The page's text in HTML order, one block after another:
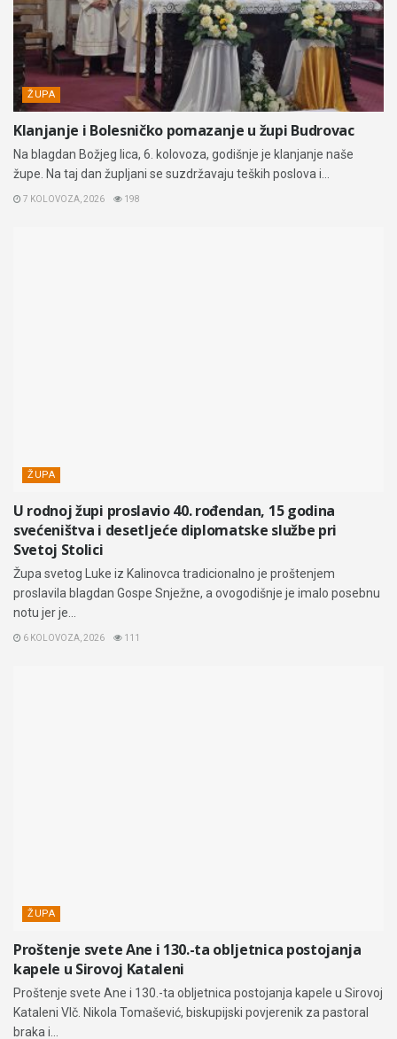
ŽUPA
Klanjanje i Bolesničko pomazanje u župi Budrovac
Na blagdan Božjeg lica, 6. kolovoza, godišnje je klanjanje naše
župe. Na taj dan župljani se suzdržavaju teških poslova i...
7 KOLOVOZA, 2026 198
ŽUPA
U rodnoj župi proslavio 40. rođendan, 15 godina
svećeništva i desetljeće diplomatske službe pri
Svetoj Stolici
Župa svetog Luke iz Kalinovca tradicionalno je proštenjem
proslavila blagdan Gospe Snježne, a ovogodišnje je imalo posebnu
notu jer je...
6 KOLOVOZA, 2026 111
ŽUPA
Proštenje svete Ane i 130.-ta obljetnica postojanja
kapele u Sirovoj Kataleni
Proštenje svete Ane i 130.-ta obljetnica postojanja kapele u Sirovoj
Kataleni Vlč. Nikola Tomašević, biskupijski povjerenik za pastoral
braka i...